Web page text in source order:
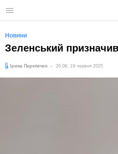
Меню
Новини
Зеленський
Автор:
Ірина Перепечко
Дата: 20:08, 19 червня 2025